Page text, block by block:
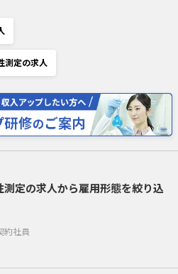
測定の求人
定の求人から雇用形態を絞り込
約社員